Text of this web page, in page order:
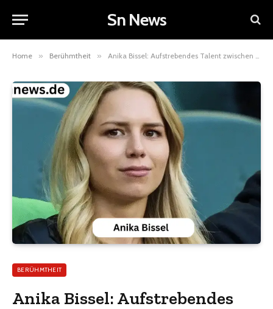
Sn News
Home » Berühmtheit » Anika Bissel: Aufstrebendes Talent zwischen Kreativität, Disziplin und moderner Schauspielkunst
BERÜHMTHEIT
Anika Bissel: Aufstrebendes